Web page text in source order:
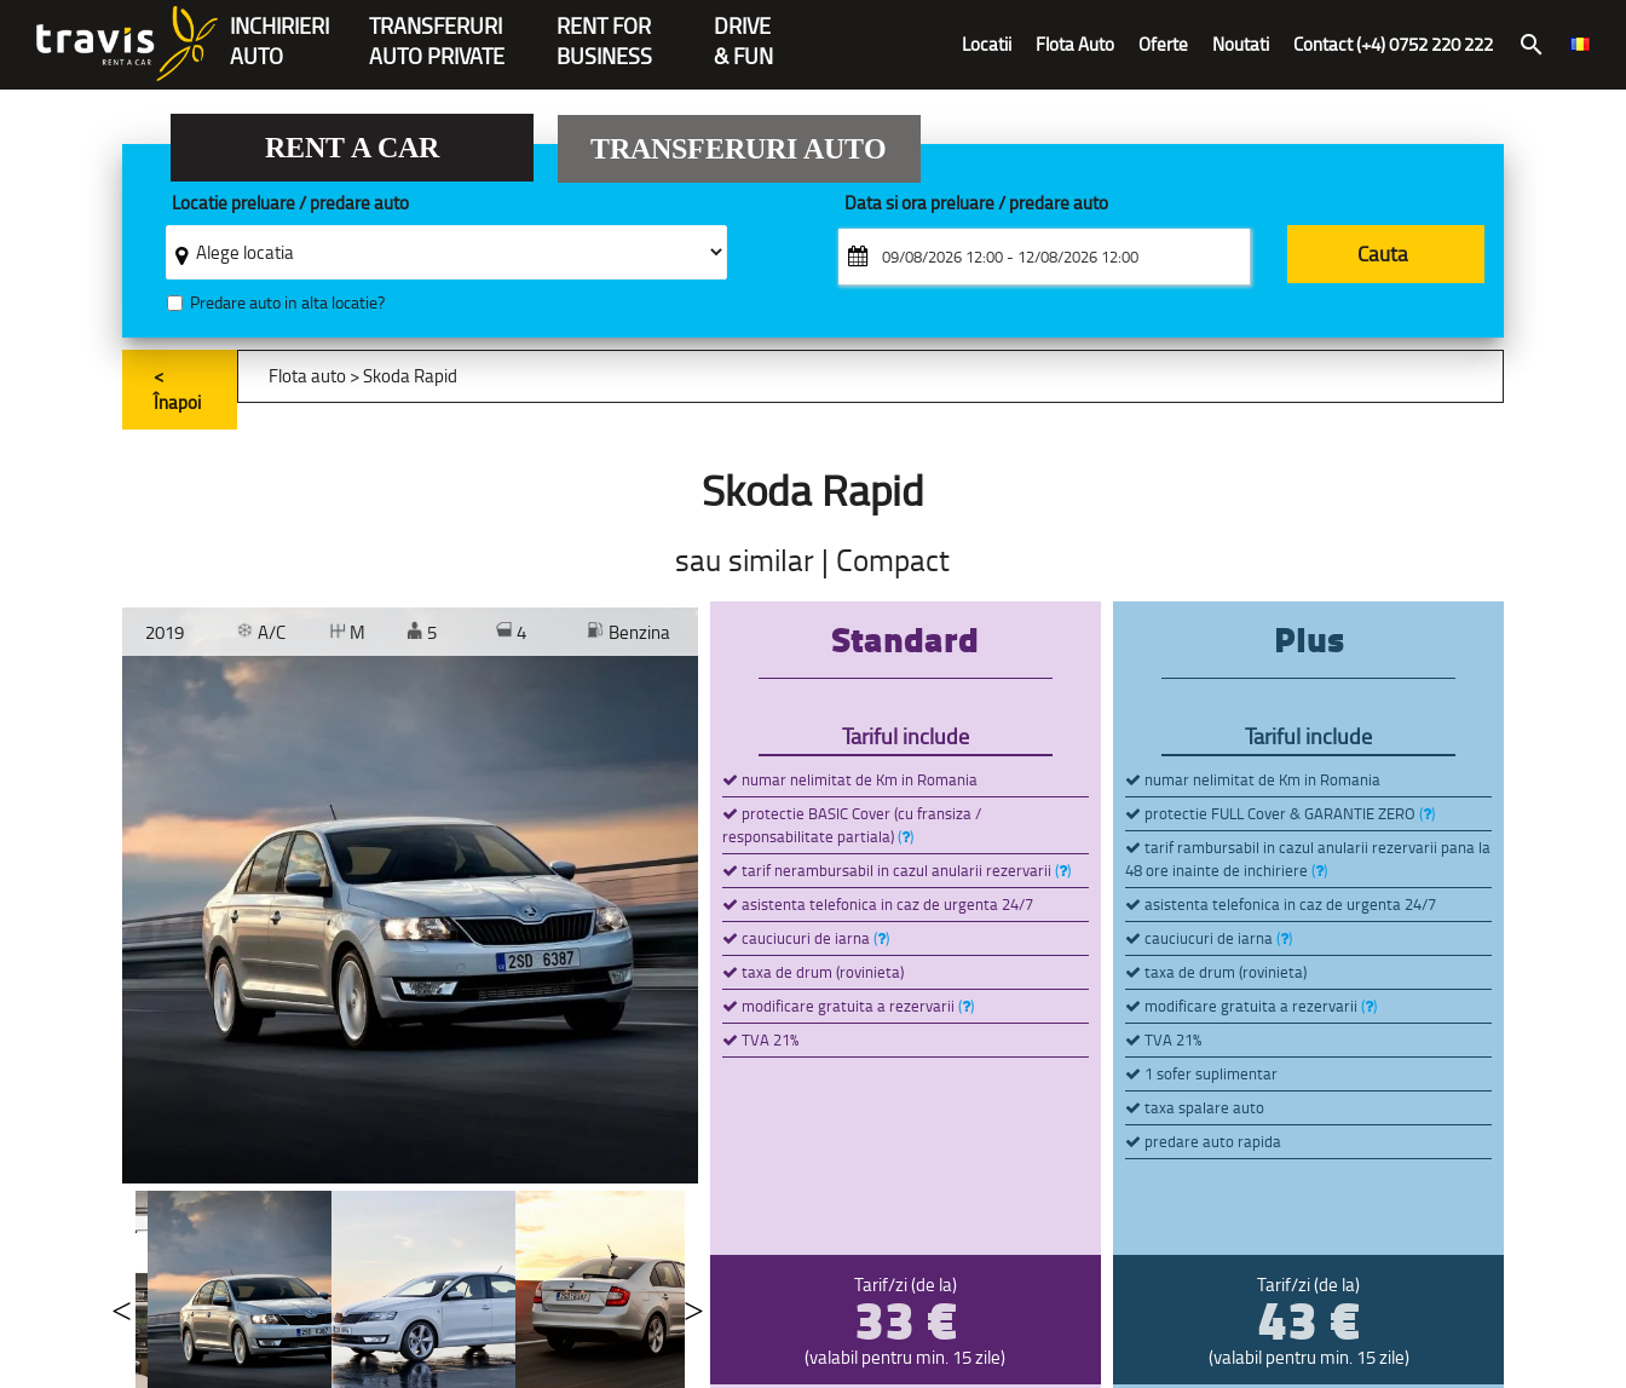
INCHIRIERI
AUTO
TRANSFERURI
AUTO PRIVATE
RENT FOR
BUSINESS
DRIVE
& FUN
Locatii Flota Auto Oferte Noutati Contact (+4) 0752 220 222 search
RENT A CAR TRANSFERURI AUTO
Locatie preluare / predare auto
Predare auto in alta locatie?
Data si ora preluare / predare auto
<
Înapoi
Flota auto> Skoda Rapid
Skoda Rapid
sau similar | Compact
2019 A/C M 5 4 Benzina Standard
Tariful include
numar nelimitat de Km in Romania
protectie BASIC Cover (cu fransiza /
responsabilitate partiala)( )
tarif nerambursabil in cazul anularii rezervarii( )
asistenta telefonica in caz de urgenta 24/7
cauciucuri de iarna( )
taxa de drum (rovinieta)
modificare gratuita a rezervarii( )
TVA 21%
Tarif/zi (de la)
33 €
(valabil pentru min. 15 zile)
Plus
Tariful include
numar nelimitat de Km in Romania
protectie FULL Cover & GARANTIE ZERO( )
tarif rambursabil in cazul anularii rezervarii pana la
48 ore inainte de inchiriere( )
asistenta telefonica in caz de urgenta 24/7
cauciucuri de iarna( )
taxa de drum (rovinieta)
modificare gratuita a rezervarii( )
TVA 21%
1 sofer suplimentar
taxa spalare auto
predare auto rapida
Tarif/zi (de la)
43 €
(valabil pentru min. 15 zile)